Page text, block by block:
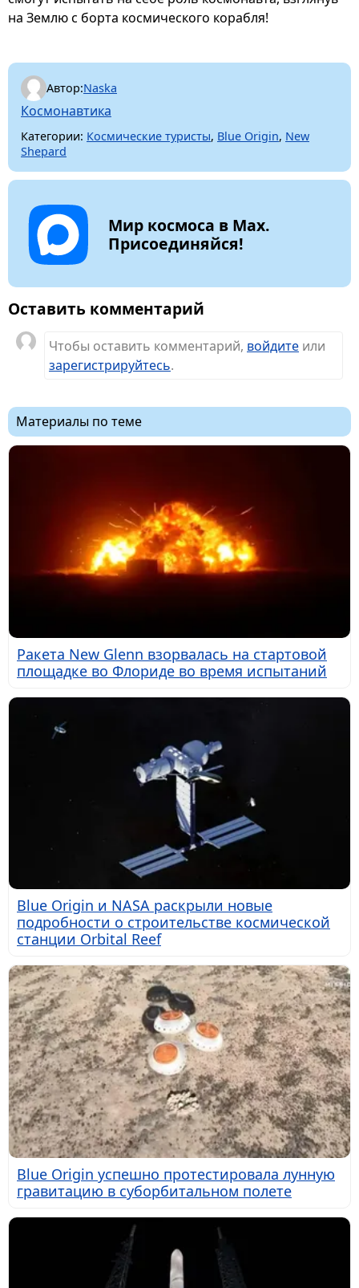
на Землю с борта космического корабля!
Автор:Naska
Космонавтика
Категории: Космические туристы, Blue Origin, New
Shepard
Мир космоса в Max.
Присоединяйся!
Оставить комментарий
Чтобы оставить комментарий, войдите или
зарегистрируйтесь.
Материалы по теме
Ракета New Glenn взорвалась на стартовой
площадке во Флориде во время испытаний
Blue Origin и NASA раскрыли новые
подробности о строительстве космической
станции Orbital Reef
Blue Origin успешно протестировала лунную
гравитацию в суборбитальном полете